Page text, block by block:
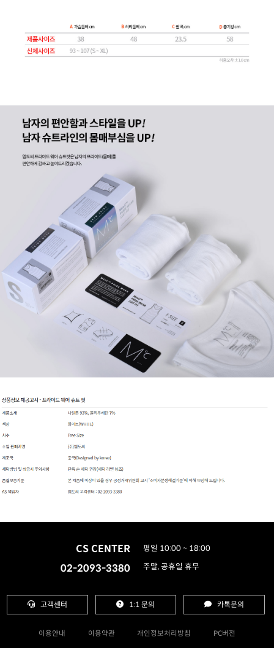
CS CENTER
02-2093-3380
평일 10:00 ~ 18:00
주말, 공휴일 휴무
고객센터 1:1 문의 카톡문의
이용안내 이용약관 개인정보처리방침 PC버전